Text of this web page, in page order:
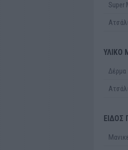
Super
ΥΛΙΚΟ
Δέρμα
ΕΙΔΟΣ